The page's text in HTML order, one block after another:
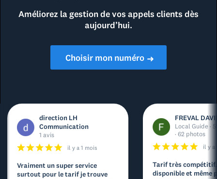
Améliorez la gestion de vos appels clients dès
aujourd’hui.
Choisir mon numéro➜
direction LH
Communication
1 avis
il y a 1 mois
Vraiment un super service
surtout pour le tarif je trouve
FREVAL
Local Guide ·
· 62 photos
il y a
Tarif très compétitif.
disponible et même